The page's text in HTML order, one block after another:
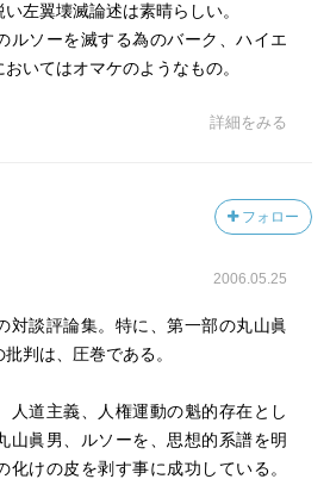
左翼壊滅論述は素晴らしい。
ルソーを滅する為のバーク、ハイエ
いてはオマケのようなもの。
詳細をみる
フォロー
2006.05.25
対談評論集。特に、第一部の丸山眞
判は、圧巻である。
人道主義、人権運動の魁的存在とし
山眞男、ルソーを、思想的系譜を明
化けの皮を剥す事に成功している。